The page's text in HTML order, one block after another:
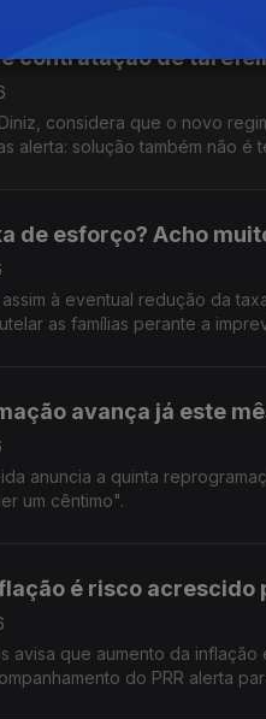
contratação de
Diniz, considera que o novo
alerta: solução também não é
de esforço? Acho
à eventual redução da
as famílias perante a
avança já este
anuncia a quinta
um cêntimo".
é risco acrescido
avisa que aumento da
do PRR alerta